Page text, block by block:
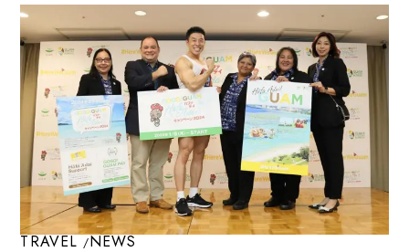
TRAVEL NEWS